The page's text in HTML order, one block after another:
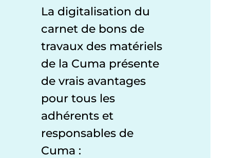
La digitalisation du
carnet de bons de
travaux des matériels
de la Cuma présente
de vrais avantages
pour tous les
adhérents et
responsables de
Cuma :